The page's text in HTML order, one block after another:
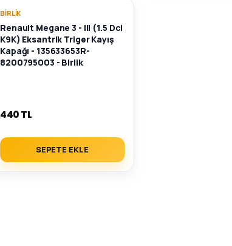
BIRLIK
Renault Megane 3 - III (1.5 Dci
K9K) Eksantrik Triger Kayış
Kapağı - 135633653R-
8200795003 - Birlik
440 TL
SEPETE EKLE